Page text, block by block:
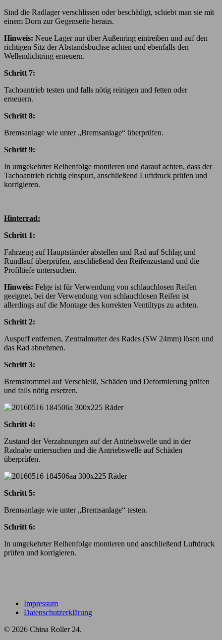
Sind die Radlager verschlissen oder beschädigt, schiebt man sie mit
einem Dorn zur Gegenseite heraus.
Hinweis: Neue Lager nur über Außenring eintreiben und auf den
richtigen Sitz der Abstandsbuchse achten und ebenfalls den
Wellendichtring erneuern.
Schritt 7:
Tachoantrieb testen und falls nötig reinigen und fetten oder
erneuern.
Schritt 8:
Bremsanlage wie unter „Bremsanlage“ überprüfen.
Schritt 9:
In umgekehrter Reihenfolge montieren und darauf achten, dass der
Tachoantrieb richtig einspurt, anschließend Luftdruck prüfen und
korrigieren.
Hinterrad:
Schritt 1:
Fahrzeug auf Hauptständer abstellen und Rad auf Schlag und
Rundlauf überprüfen, anschließend den Reifenzustand und die
Profiltiefe untersuchen.
Hinweis: Felge ist für Verwendung von schlauchlosen Reifen
geeignet, bei der Verwendung von schlauchlosen Reifen ist
allerdings auf die Montage des korrekten Ventiltyps zu achten.
Schritt 2:
Auspuff entfernen, Zentralmutter des Rades (SW 24mm) lösen und
das Rad abnehmen.
Schritt 3:
Bremstrommel auf Verschleiß, Schäden und Deformierung prüfen
und falls nötig ersetzen.
Schritt 4:
Zustand der Verzahnungen auf der Antriebswelle und in der
Radnabe untersuchen und die Antriebswelle auf Schäden
überprüfen.
Schritt 5:
Bremsanlage wie unter „Bremsanlage“ testen.
Schritt 6:
In umgekehrter Reihenfolge montieren und anschließend Luftdruck
prüfen und korrigieren.
Impressum
Datenschutzerklärung
© 2026 China Roller 24.